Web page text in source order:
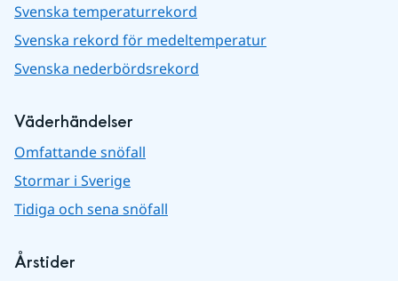
Svenska temperaturrekord
Svenska rekord för medeltemperatur
Svenska nederbördsrekord
Väderhändelser
Omfattande snöfall
Stormar i Sverige
Tidiga och sena snöfall
Årstider